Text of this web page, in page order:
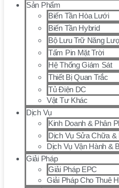
Sản Phẩm
Biến Tần Hòa Lưới
Biến Tần Hybrid
Bộ Lưu Trữ Năng
Tấm Pin Mặt Trời
Hệ Thống Giám Sát
Thiết Bị Quan Trắc
Tủ Điện DC
Vật Tư Khác
Dịch Vụ
Kinh Doanh & Phân
Dịch Vụ Sửa Chữa
Dịch Vụ Vận Hành &
Giải Pháp
Giải Pháp EPC
Giải Pháp Cho Thuê